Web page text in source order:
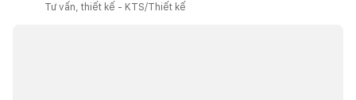
Tư vấn, thiết kế - KTS/Thiết kế